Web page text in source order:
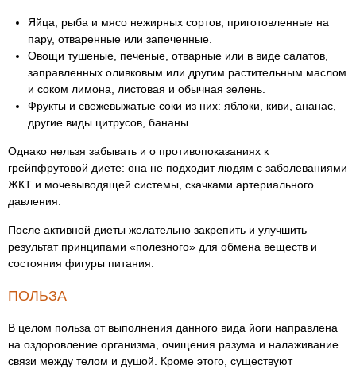
Яйца, рыба и мясо нежирных сортов, приготовленные на
пару, отваренные или запеченные.
Овощи тушеные, печеные, отварные или в виде салатов,
заправленных оливковым или другим растительным маслом
и соком лимона, листовая и обычная зелень.
Фрукты и свежевыжатые соки из них: яблоки, киви, ананас,
другие виды цитрусов, бананы.
Однако нельзя забывать и о противопоказаниях к
грейпфрутовой диете: она не подходит людям с заболеваниями
ЖКТ и мочевыводящей системы, скачками артериального
давления.
После активной диеты желательно закрепить и улучшить
результат принципами «полезного» для обмена веществ и
состояния фигуры питания:
ПОЛЬЗА
В целом польза от выполнения данного вида йоги направлена
на оздоровление организма, очищения разума и налаживание
связи между телом и душой. Кроме этого, существуют